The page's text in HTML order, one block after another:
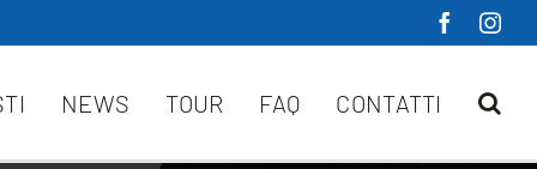
NEWS TOUR FAQ CONTATTI